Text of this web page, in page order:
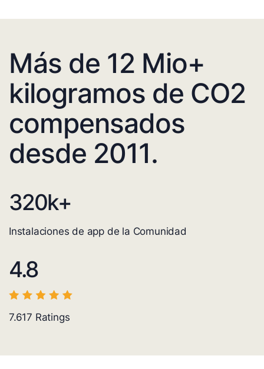
Más de 12 Mio+
kilogramos de CO2
compensados
desde 2011.
320k+
Instalaciones de app de la Comunidad
4.8
7.617 Ratings